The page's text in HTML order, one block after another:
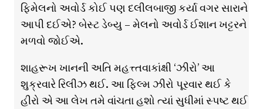
ફિમેલનો અવોર્ડ કોઈ પણ દલીલબાજી કર્યા વગર સારાને
આપી દઈએ? બેસ્ટ ડેબ્યુ – મેલનો અવોર્ડ ઈશાન ખટ્ટરને
મળવો જોઈએ.
શાહરૂખ ખાનની અતિ મહત્ત્તવાકાંક્ષી ‘ઝીરો’ આ
શુક્રવારે રિલીઝ થઈ. આ ફિલ્મ ઝીરો પૂરવાર થઈ કે
હીરો એ આ લેખ તમે વાંચતા હશો ત્યાં સુધીમાં સ્પષ્ટ થઈ